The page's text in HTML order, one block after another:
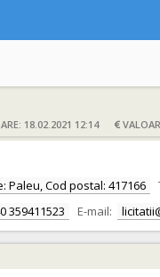
18.02.2021 12:14
Paleu, Cod postal: 417166
359411523 E-mail: